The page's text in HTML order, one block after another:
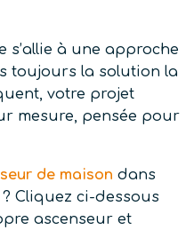
s’allie à une approche
toujours la solution la
votre projet
mesure, pensée pour
de maison dans
? Cliquez ci-dessous
ascenseur et